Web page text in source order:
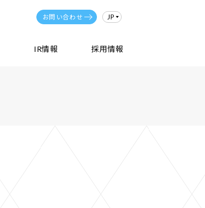
お問い合わせ JP
IR情報 採用情報